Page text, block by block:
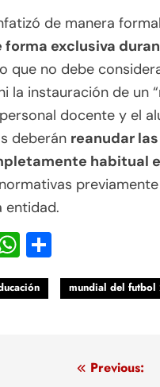
de manera
exclusiva
que no debe
la instauración de un
docente y el
deberán reanudar
habitual
entidad.
WhatsApp
mundial del
Previous: